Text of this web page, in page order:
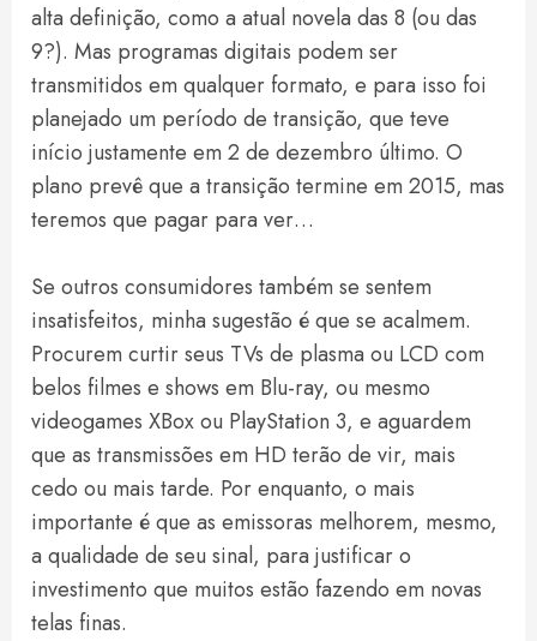
alta definição, como a atual novela das 8 (ou das
9?). Mas programas digitais podem ser
transmitidos em qualquer formato, e para isso foi
planejado um período de transição, que teve
início justamente em 2 de dezembro último. O
plano prevê que a transição termine em 2015, mas
teremos que pagar para ver…
Se outros consumidores também se sentem
insatisfeitos, minha sugestão é que se acalmem.
Procurem curtir seus TVs de plasma ou LCD com
belos filmes e shows em Blu-ray, ou mesmo
videogames XBox ou PlayStation 3, e aguardem
que as transmissões em HD terão de vir, mais
cedo ou mais tarde. Por enquanto, o mais
importante é que as emissoras melhorem, mesmo,
a qualidade de seu sinal, para justificar o
investimento que muitos estão fazendo em novas
telas finas.